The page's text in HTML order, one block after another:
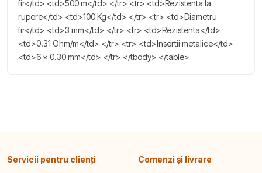
fir</td> <td>500 m</td> </tr> <tr> <td>Rezistenta la
rupere</td> <td>100 Kg</td> </tr> <tr> <td>Diametru
fir</td> <td>3 mm</td> </tr> <tr> <td>Rezistenta</td>
<td>0.31 Ohm/m</td> </tr> <tr> <td>Insertii metalice</td>
<td>6 x 0.30 mm</td> </tr> </tbody> </table>
Servicii pentru clienți Comenzi și livrare